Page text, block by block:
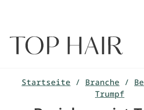
Startseite / Branche /
Trumpf